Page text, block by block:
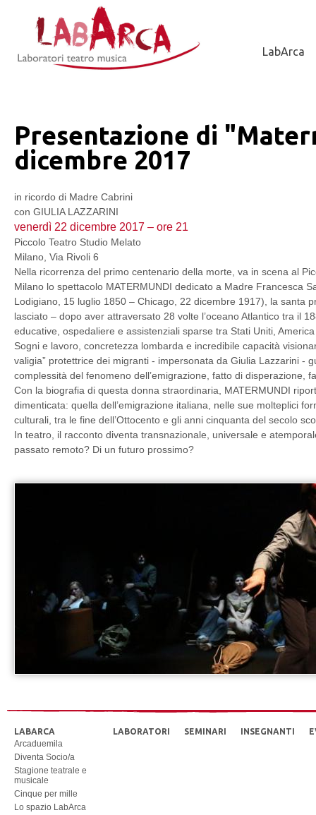
LabArca
Presentazione di
dicembre 2017
in ricordo di Madre Cabrini
con GIULIA LAZZARINI
venerdì 22 dicembre 2017 – ore 21
Piccolo Teatro Studio Melato
Milano, Via Rivoli 6
Nella ricorrenza del primo centenario della morte, va in scena al
Milano lo spettacolo MATERMUNDI dedicato a Madre Francesca
Lodigiano, 15 luglio 1850 – Chicago, 22 dicembre 1917), la santa
lasciato – dopo aver attraversato 28 volte l’oceano Atlantico tra il
educative, ospedaliere e assistenziali sparse tra Stati Uniti,
Sogni e lavoro, concretezza lombarda e incredibile capacità
valigia” protettrice dei migranti - impersonata da Giulia Lazzarini -
complessità del fenomeno dell’emigrazione, fatto di disperazione,
Con la biografia di questa donna straordinaria, MATERMUNDI
dimenticata: quella dell’emigrazione italiana, nelle sue molteplici
culturali, tra le fine dell’Ottocento e gli anni cinquanta del secolo
In teatro, il racconto diventa transnazionale, universale e
passato remoto? Di un futuro prossimo?
LABARCA
Arcaduemila
Diventa Socio/a
Stagione teatrale e
musicale
Cinque per mille
Lo spazio LabArca
LABORATORI SEMINARI INSEGNANTI